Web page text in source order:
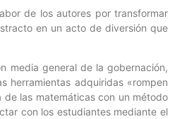
de los autores por transformar
en un acto de diversión que
media general de la gobernación,
herramientas adquiridas «rompen
las matemáticas con un método
con los estudiantes mediante el